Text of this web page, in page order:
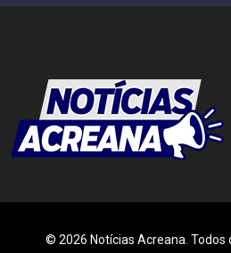
© 2026 Notícias Acreana. Todos